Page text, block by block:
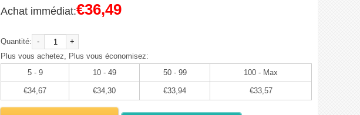
Achat immédiat:€36,49
Quantité: -
+
Plus vous achetez, Plus vous économisez:
5 - 9
10 - 49 50 - 99 100 - Max
€34,67 €34,30 €33,94 €33,57